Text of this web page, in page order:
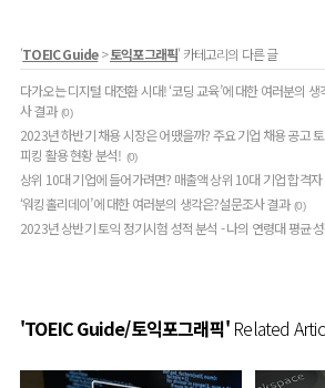
'TOEIC Guide>토익포그래픽' 카테고리의 다른 글
다가오는 디지털 대전환 시대! ‘코딩 교육’에 대한 여러분의
사 결과 (0)
2023년 하반기 채용 시장은 어땠을까? 주요 기업 채용 공고
피킹 활용 현황 분석! (0)
상위 10대 기업에 들어가려면? 매출액 상위 10대 기업 합격
‘워킹홀리데이’에 대한 여러분의 생각은?설문조사 결과 (0)
2023년 상반기 토익 정기시험 성적 분석 - 나의 연령대 평균
'TOEIC Guide/토익포그래픽' Related